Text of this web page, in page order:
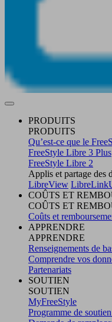
PRODUITS
PRODUITS
Qu’est-ce que le
FreeStyle Libre 3 Plus
FreeStyle Libre 2
Applis et partage des
LibreView
COÛTS ET
COÛTS ET
Coûts et
APPRENDRE
APPRENDRE
Renseignements de
Comprendre vos
Partenariats
SOUTIEN
SOUTIEN
MyFreeStyle
Programme de